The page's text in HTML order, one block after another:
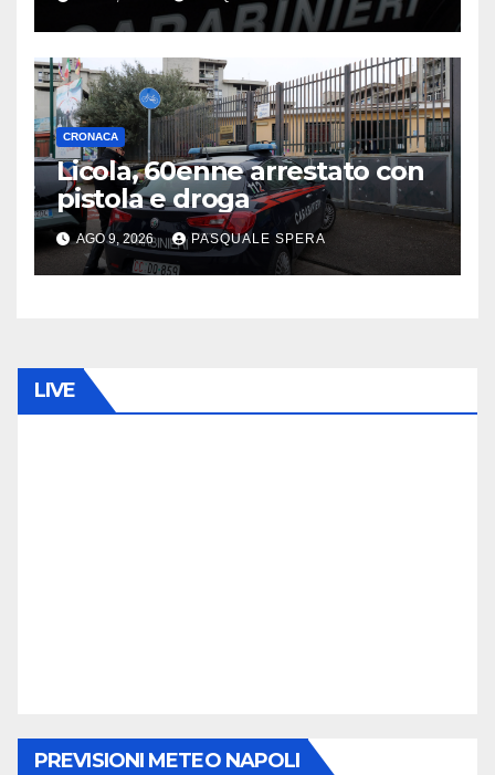
CRONACA
Licola, 60enne arrestato con
pistola e droga
AGO 9, 2026 PASQUALE SPERA
LIVE
PREVISIONI METEO NAPOLI